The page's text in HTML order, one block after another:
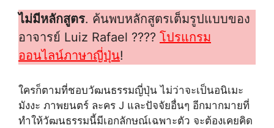
s
A
p
g
r
m
e
r
s
t
b
o
k
L
i
k
e
ไม่มีหลักสูตร. ค้นพบหลักสูตรเต็มรูปแบบของ
อาจารย์ Luiz Rafael ???? โปรแกรม
ออนไลน์ภาษาญี่ปุ่น!
ใครก็ตามที่ชอบวัฒนธรรมญี่ปุ่น ไม่ว่าจะเป็นอนิเมะ
มังงะ ภาพยนตร์ ละคร J และปัจจัยอื่นๆ อีกมากมายที่
ทำให้วัฒนธรรมนี้มีเอกลักษณ์เฉพาะตัว จะต้องเคยคิด